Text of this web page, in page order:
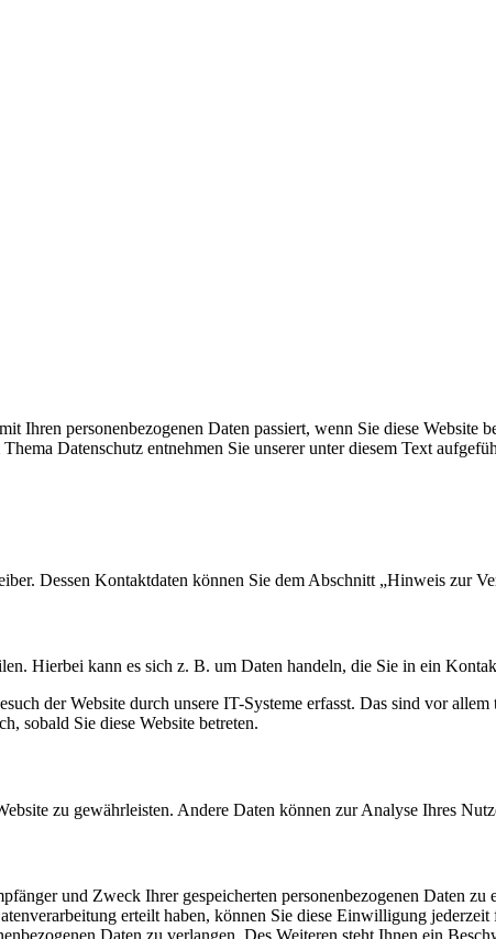
personenbezogenen Daten passiert, wenn Sie diese Website
Datenschutz entnehmen Sie unserer unter diesem Text
Dessen Kontaktdaten können Sie dem Abschnitt „Hinweis zur
Hierbei kann es sich z. B. um Daten handeln, die Sie in ein
der Website durch unsere IT-Systeme erfasst. Das sind vor
sobald Sie diese Website betreten.
zu gewährleisten. Andere Daten können zur Analyse Ihres
und Zweck Ihrer gespeicherten personenbezogenen Daten
erteilt haben, können Sie diese Einwilligung